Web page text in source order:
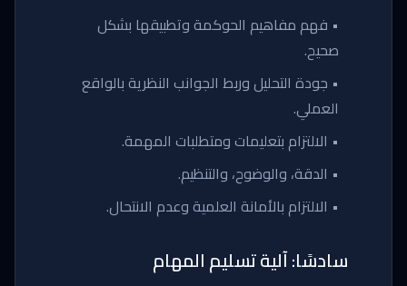
• فهم مفاهيم الحوكمة وتطبيقها بشكل
صحيح.
• جودة التحليل وربط الجوانب النظرية بالواقع
العملي.
• الالتزام بتعليمات ومتطلبات المهمة.
• الدقة، والوضوح، والتنظيم.
• الالتزام بالأمانة العلمية وعدم الانتحال.
سادسًا: آلية تسليم المهام